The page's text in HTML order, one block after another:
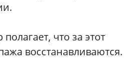
что за этот
восстанавливаются.